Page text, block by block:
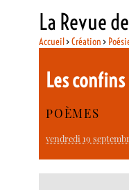
La Revue
Accueil>Création >
Les confins
POÈMES
vendredi 19